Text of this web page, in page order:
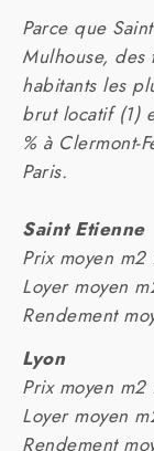
Parce que
Mulhouse,
habitants les
brut locatif (1)
% à Clermont-
Paris.
Saint Etienne
Prix moyen m2
Loyer moyen
Rendement
Lyon
Prix moyen
Loyer moyen
Rendement